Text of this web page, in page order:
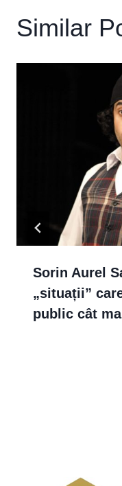
Similar
Sorin Aurel
„situații”
public cât